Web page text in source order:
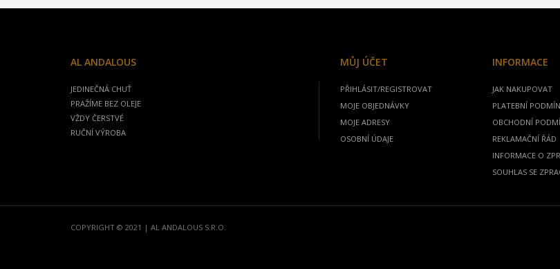
AL ANDALOUS
JEDINEČNÁ CHUŤ
PRAŽÍME BEZ OLEJE
VŽDY ČERSTVÉ
RUČNÍ VÝROBA
MŮJ ÚČET
PŘIHLÁSIT/REGISTROVAT
MOJE OBJEDNÁVKY
MOJE ADRESY
OSOBNÍ ÚDAJE
INFORMACE
JAK NAKUPOVAT
PLATEBNÍ
OBCHODNÍ
REKLAMAČNÍ ŘÁD
INFORMACE O
SOUHLAS SE
COPYRIGHT © 2021 | AL ANDALOUS S.R.O.